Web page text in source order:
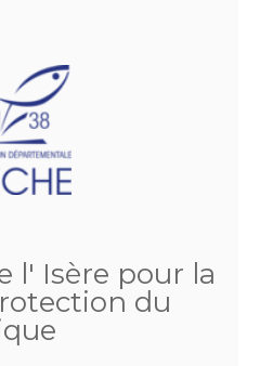
l' Isère pour la
du